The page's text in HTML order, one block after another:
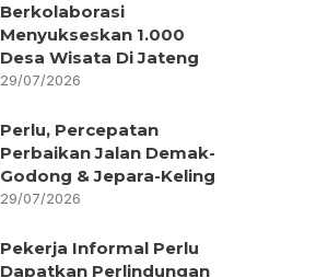
Berkolaborasi
Menyukseskan 1.000
Desa Wisata Di Jateng
29/07/2026
Perlu, Percepatan
Perbaikan Jalan Demak-
Godong & Jepara-Keling
29/07/2026
Pekerja Informal Perlu
Dapatkan Perlindungan